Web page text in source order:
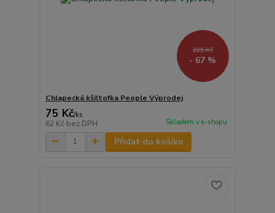
225 Kč
- 67 %
Chlapecká kšiltofka People Výprodej
75 Kč/ks
62 Kč bez DPH Skladem v e-shopu
Přidat do košíku